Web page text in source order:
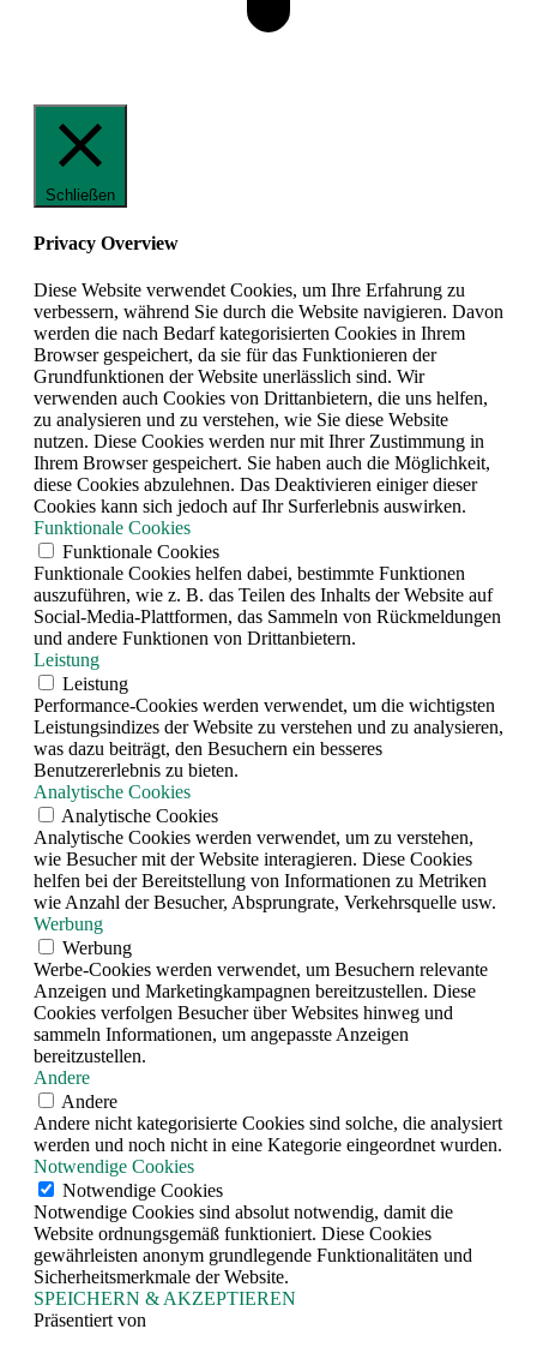
Schließen
Privacy Overview
Diese Website verwendet Cookies, um Ihre Erfahrung zu
verbessern, während Sie durch die Website navigieren. Davon
werden die nach Bedarf kategorisierten Cookies in Ihrem
Browser gespeichert, da sie für das Funktionieren der
Grundfunktionen der Website unerlässlich sind. Wir
verwenden auch Cookies von Drittanbietern, die uns helfen,
zu analysieren und zu verstehen, wie Sie diese Website
nutzen. Diese Cookies werden nur mit Ihrer Zustimmung in
Ihrem Browser gespeichert. Sie haben auch die Möglichkeit,
diese Cookies abzulehnen. Das Deaktivieren einiger dieser
Cookies kann sich jedoch auf Ihr Surferlebnis auswirken.
Funktionale Cookies
Funktionale Cookies
Funktionale Cookies helfen dabei, bestimmte Funktionen
auszuführen, wie z. B. das Teilen des Inhalts der Website auf
Social-Media-Plattformen, das Sammeln von Rückmeldungen
und andere Funktionen von Drittanbietern.
Leistung
Leistung
Performance-Cookies werden verwendet, um die wichtigsten
Leistungsindizes der Website zu verstehen und zu analysieren,
was dazu beiträgt, den Besuchern ein besseres
Benutzererlebnis zu bieten.
Analytische Cookies
Analytische Cookies
Analytische Cookies werden verwendet, um zu verstehen,
wie Besucher mit der Website interagieren. Diese Cookies
helfen bei der Bereitstellung von Informationen zu Metriken
wie Anzahl der Besucher, Absprungrate, Verkehrsquelle usw.
Werbung
Werbung
Werbe-Cookies werden verwendet, um Besuchern relevante
Anzeigen und Marketingkampagnen bereitzustellen. Diese
Cookies verfolgen Besucher über Websites hinweg und
sammeln Informationen, um angepasste Anzeigen
bereitzustellen.
Andere
Andere
Andere nicht kategorisierte Cookies sind solche, die analysiert
werden und noch nicht in eine Kategorie eingeordnet wurden.
Notwendige Cookies
Notwendige Cookies
Notwendige Cookies sind absolut notwendig, damit die
Website ordnungsgemäß funktioniert. Diese Cookies
gewährleisten anonym grundlegende Funktionalitäten und
Sicherheitsmerkmale der Website.
SPEICHERN & AKZEPTIEREN
Präsentiert von